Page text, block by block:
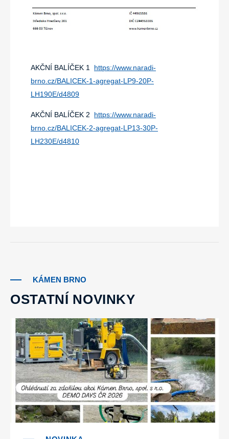
AKČNÍ BALÍČEK 1 https://www.naradi-
brno.cz/BALICEK-1-agregat-LP9-20P-
LH190E/d4809
AKČNÍ BALÍČEK 2 https://www.naradi-
brno.cz/BALICEK-2-agregat-LP13-30P-
LH230E/d4810
KÁMEN BRNO
OSTATNÍ NOVINKY